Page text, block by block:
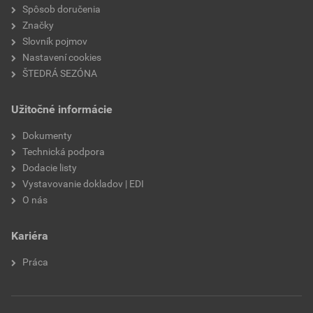
nasiakavosť
prídržnosť
paropriepustnosť
značka
použitie
Spôsob doručenia
Značky
Slovník pojmov
Nastavení cookies
ŠTEDRÁ SEZÓNA
Užitočné informácie
Dokumenty
Technická podpora
Dodacie listy
Vystavovanie dokladov | EDI
O nás
Kariéra
Práca